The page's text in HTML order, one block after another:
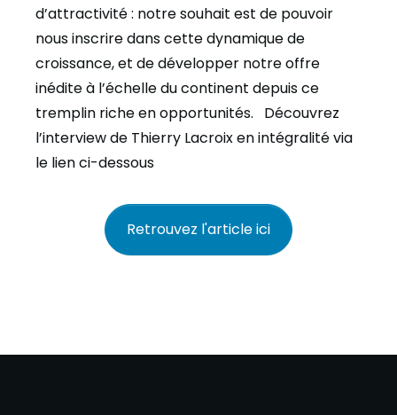
d’attractivité : notre souhait est de pouvoir
nous inscrire dans cette dynamique de
croissance, et de développer notre offre
inédite à l’échelle du continent depuis ce
tremplin riche en opportunités. Découvrez
l’interview de Thierry Lacroix en intégralité via
le lien ci-dessous
Retrouvez l'article ici